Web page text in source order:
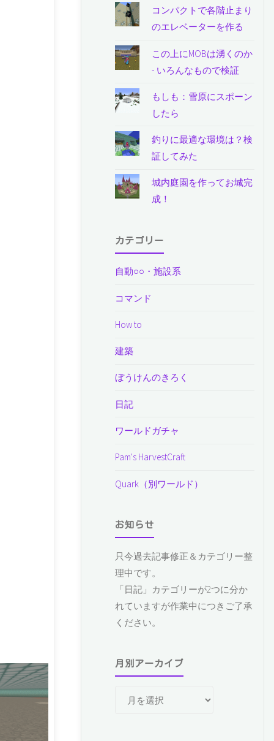
コンパクトで各階止まり
のエレベーターを作る
この上にMOBは湧くのか
- いろんなもので検証
もしも：雪原にスポーン
したら
釣りに最適な環境は？検
証してみた
城内庭園を作ってお城完
成！
カテゴリー
自動○○・施設系
コマンド
How to
建築
ぼうけんのきろく
日記
ワールドガチャ
Pam's HarvestCraft
Quark（別ワールド）
お知らせ
只今過去記事修正＆カテゴリー整
理中です。
「日記」カテゴリーが2つに分か
れていますが作業中につきご了承
ください。
月別アーカイブ